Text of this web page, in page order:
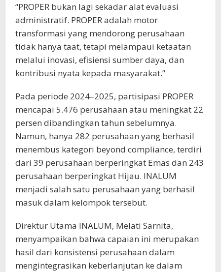
“PROPER bukan lagi sekadar alat evaluasi
administratif. PROPER adalah motor
transformasi yang mendorong perusahaan
tidak hanya taat, tetapi melampaui ketaatan
melalui inovasi, efisiensi sumber daya, dan
kontribusi nyata kepada masyarakat.”
Pada periode 2024–2025, partisipasi PROPER
mencapai 5.476 perusahaan atau meningkat 22
persen dibandingkan tahun sebelumnya.
Namun, hanya 282 perusahaan yang berhasil
menembus kategori beyond compliance, terdiri
dari 39 perusahaan berperingkat Emas dan 243
perusahaan berperingkat Hijau. INALUM
menjadi salah satu perusahaan yang berhasil
masuk dalam kelompok tersebut.
Direktur Utama INALUM, Melati Sarnita,
menyampaikan bahwa capaian ini merupakan
hasil dari konsistensi perusahaan dalam
mengintegrasikan keberlanjutan ke dalam